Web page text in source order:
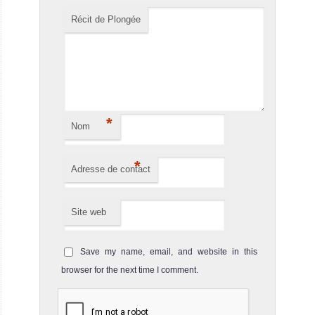
Croisière
Oman Aggressor
Récit de Plongée
Nom *
Adresse de contact
*
Site web
Save my name, email, and website in this
browser for the next time I comment.